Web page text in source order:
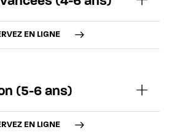
EN LIGNE
(5-6 ans)
EN LIGNE